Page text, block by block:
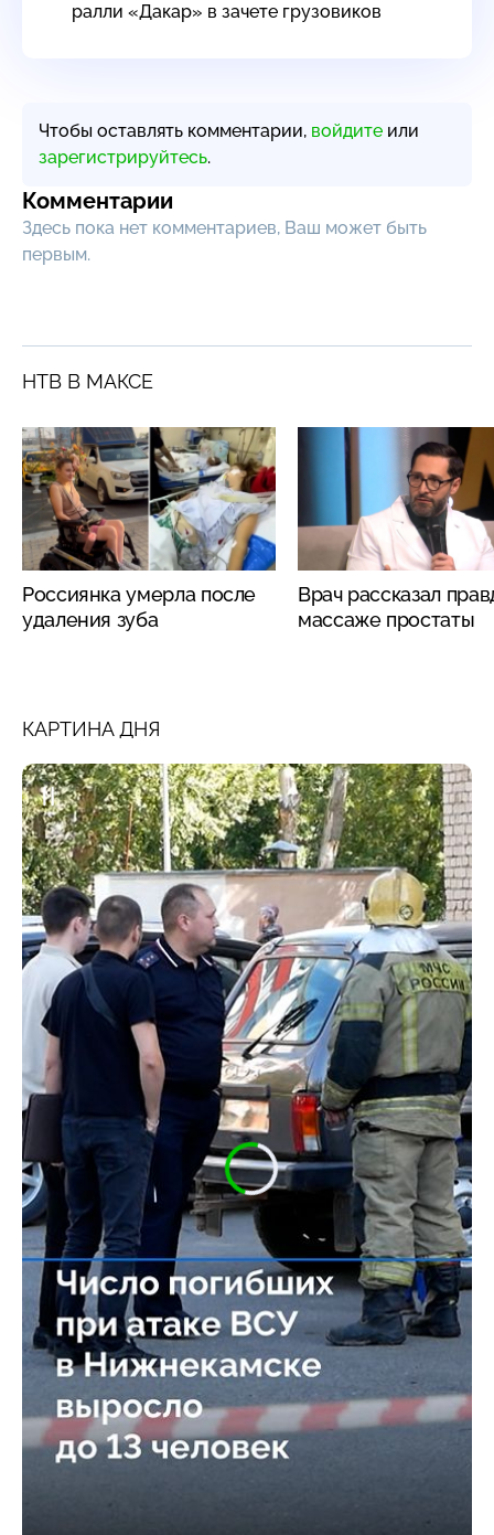
ралли «Дакар» в зачете грузовиков
Чтобы оставлять комментарии, войдите или
зарегистрируйтесь.
Комментарии
Здесь пока нет комментариев, Ваш может быть
первым.
НТВ В МАКСЕ
Россиянка умерла после
удаления зуба
Врач рассказал
массаже простаты
КАРТИНА ДНЯ